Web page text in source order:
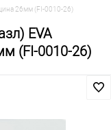
26мм (FI-0010-26)
EVA
(FI-0010-26)